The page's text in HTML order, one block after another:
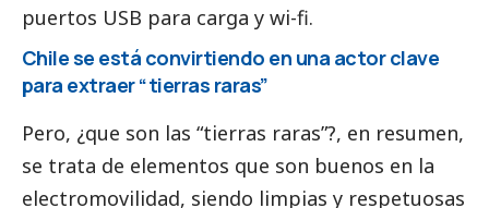
puertos USB para carga y wi-fi.
Chile se está convirtiendo en una actor clave
para extraer “tierras raras”
Pero, ¿que son las “tierras raras”?, en resumen,
se trata de elementos que son buenos en la
electromovilidad, siendo limpias y respetuosas